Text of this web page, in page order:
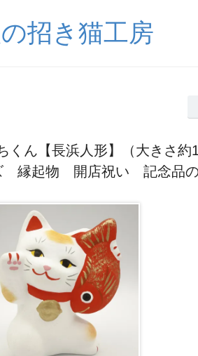
招き猫工房
ん【長浜人形】（大きさ約
縁起物 開店祝い 記念品の